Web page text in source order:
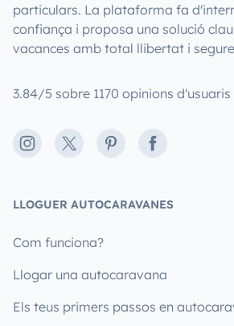
particulars. La plataforma fa
confiança i proposa una solució
vacances amb total llibertat i
3.84/5 sobre 1170 opinions d'usuaris
Instagram
X PinterestFacebook
LLOGUER AUTOCARAVANES
Com funciona?
Llogar una autocaravana
Els teus primers passos en